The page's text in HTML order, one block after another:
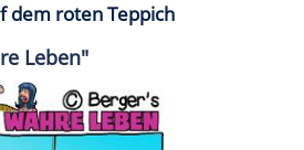
dem roten Teppich
Leben"